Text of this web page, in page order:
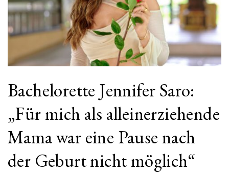
Bachelorette Jennifer Saro:
„Für mich als alleinerziehende
Mama war eine Pause nach
der Geburt nicht möglich“